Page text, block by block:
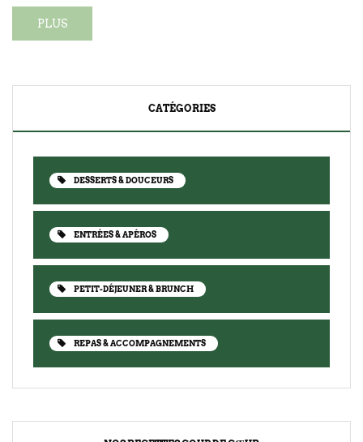
PLUS
CATÉGORIES
DESSERTS & DOUCEURS
ENTRÉES & APÉROS
PETIT-DÉJEUNER & BRUNCH
REPAS & ACCOMPAGNEMENTS